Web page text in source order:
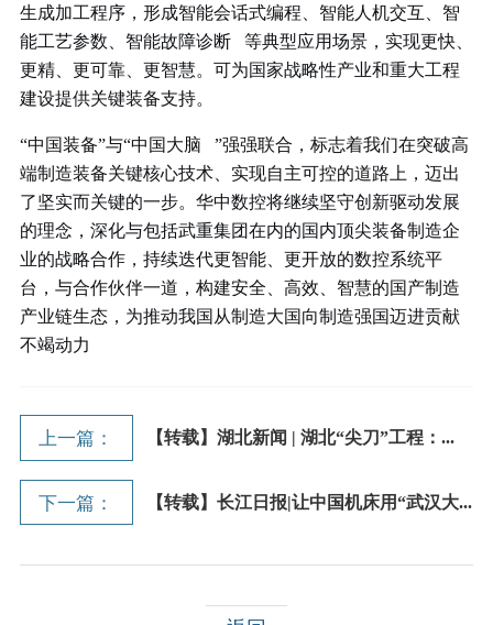
生成加工程序，形成智能会话式编程、智能人机交互、智
能工艺参数、 智能故障诊断
等典型应用场景，实现更快、
更精、更可靠、更智慧。可为国家战略性产业和重大工程
建设提供关键装备支持。
“中国装备”与“中国大脑
”强强联合，标志着我们在突破高
端制造装备关键核心技术、实现自主可控的道路上，迈出
了坚实而关键的一步。 华中数控将继续坚守创新驱动发展
的理念，深化与包括武重集团在内的国内顶尖装备制造企
业的战略合作，持续迭代更智能、更开放的数控系统平
台，与合作伙伴一道，构建安全、高效、智慧的国产制造
产业链生态，为推动我国从制造大国向制造强国迈进贡献
不竭动力
上一篇： 【转载】湖北新闻 | 湖北“尖刀”工程：...
下一篇： 【转载】长江日报|让中国机床用“武汉大...